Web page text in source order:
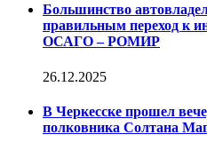
Большинство
правильным переход к
ОСАГО – РОМИР
26.12.2025
В Черкесске прошел
полковника Солтана